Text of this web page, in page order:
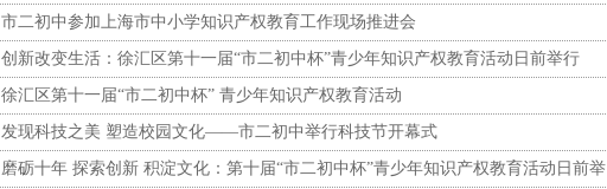
市二初中参加上海市中小学知识产权教育工作现场推进会
创新改变生活：徐汇区第十一届“市二初中杯”青少年知识产权教育活动日前举行
徐汇区第十一届“市二初中杯” 青少年知识产权教育活动
发现科技之美 塑造校园文化——市二初中举行科技节开幕式
磨砺十年 探索创新 积淀文化：第十届“市二初中杯”青少年知识产权教育活动日前举